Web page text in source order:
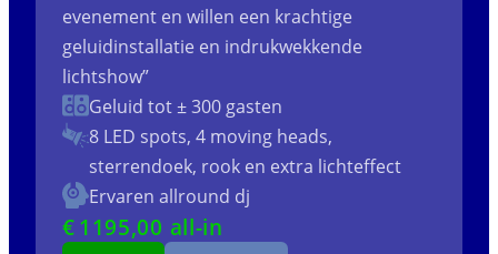
evenement en willen een krachtige
geluidinstallatie en indrukwekkende
lichtshow”
Geluid tot ± 300 gasten
8 LED spots, 4 moving heads,
sterrendoek, rook en extra lichteffect
Ervaren allround dj
€ 1195,00 all-in